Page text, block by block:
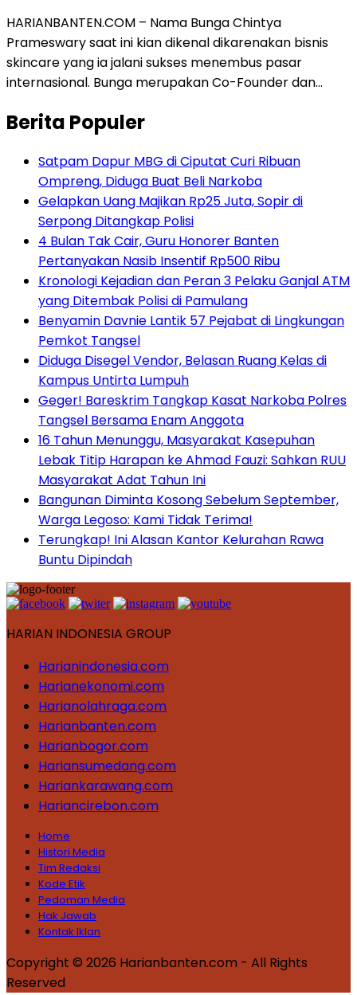
HARIANBANTEN.COM – Nama Bunga Chintya
Prameswary saat ini kian dikenal dikarenakan bisnis
skincare yang ia jalani sukses menembus pasar
internasional. Bunga merupakan Co-Founder dan…
Berita Populer
Satpam Dapur MBG di Ciputat Curi Ribuan
Ompreng, Diduga Buat Beli Narkoba
Gelapkan Uang Majikan Rp25 Juta, Sopir di
Serpong Ditangkap Polisi
4 Bulan Tak Cair, Guru Honorer Banten
Pertanyakan Nasib Insentif Rp500 Ribu
Kronologi Kejadian dan Peran 3 Pelaku Ganjal ATM
yang Ditembak Polisi di Pamulang
Benyamin Davnie Lantik 57 Pejabat di Lingkungan
Pemkot Tangsel
Diduga Disegel Vendor, Belasan Ruang Kelas di
Kampus Untirta Lumpuh
Geger! Bareskrim Tangkap Kasat Narkoba Polres
Tangsel Bersama Enam Anggota
16 Tahun Menunggu, Masyarakat Kasepuhan
Lebak Titip Harapan ke Ahmad Fauzi: Sahkan RUU
Masyarakat Adat Tahun Ini
Bangunan Diminta Kosong Sebelum September,
Warga Legoso: Kami Tidak Terima!
Terungkap! Ini Alasan Kantor Kelurahan Rawa
Buntu Dipindah
HARIAN INDONESIA GROUP
Harianindonesia.com
Harianekonomi.com
Harianolahraga.com
Harianbanten.com
Harianbogor.com
Hariansumedang.com
Hariankarawang.com
Hariancirebon.com
Home
Histori Media
Tim Redaksi
Kode Etik
Pedoman Media
Hak Jawab
Kontak Iklan
Copyright © 2026 Harianbanten.com - All Rights
Reserved